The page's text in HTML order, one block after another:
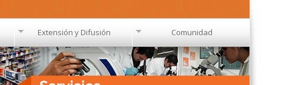
Extensión y Difusión Comunidad